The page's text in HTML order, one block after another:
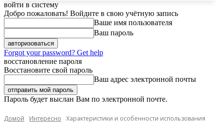
войти в систему
Добро пожаловать! Войдите в свою учётную запись
Ваше имя пользователя
Ваш пароль
Forgot your password? Get help
восстановление пароля
Восстановите свой пароль
Ваш адрес электронной почты
Пароль будет выслан Вам по электронной почте.
Домой Интересно
Характеристики и особенности использования